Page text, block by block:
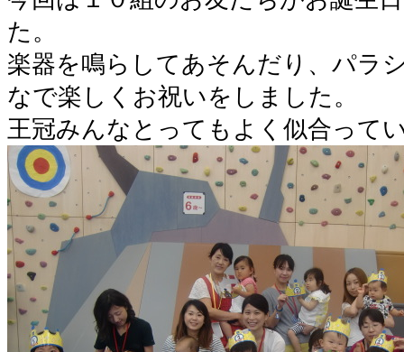
た。
楽器を鳴らしてあそんだり、パラ
なで楽しくお祝いをしました。
王冠みんなとってもよく似合って